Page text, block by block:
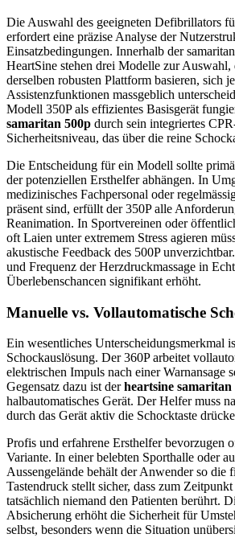
Die Auswahl des geeigneten Defibrillators
erfordert eine präzise Analyse der
Einsatzbedingungen. Innerhalb der
HeartSine stehen drei Modelle zur Auswahl,
derselben robusten Plattform basieren, sich
Assistenzfunktionen massgeblich
Modell 350P als effizientes Basisgerät
samaritan 500p durch sein integriertes
Sicherheitsniveau, das über die reine
Die Entscheidung für ein Modell sollte
der potenziellen Ersthelfer abhängen. In
medizinisches Fachpersonal oder
präsent sind, erfüllt der 350P alle
Reanimation. In Sportvereinen oder
oft Laien unter extremem Stress agieren
akustische Feedback des 500P
und Frequenz der Herzdruckmassage in
Überlebenschancen signifikant erhöht.
Manuelle vs. Vollautomatische
Ein wesentliches Unterscheidungsmerkmal
Schockauslösung. Der 360P arbeitet
elektrischen Impuls nach einer Warnansage
Gegensatz dazu ist derheartsine samaritan
halbautomatisches Gerät. Der Helfer muss
durch das Gerät aktiv die Schocktaste
Profis und erfahrene Ersthelfer bevorzugen
Variante. In einer belebten Sporthalle oder
Aussengelände behält der Anwender so die
Tastendruck stellt sicher, dass zum
tatsächlich niemand den Patienten berührt.
Absicherung erhöht die Sicherheit für
selbst, besonders wenn die Situation